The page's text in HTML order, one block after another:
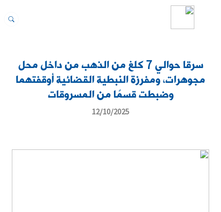
سرقا حوالي 7 كلغ من الذهب من داخل محل
مجوهرات، ومفرزة النبطية القضائية أوقفتهما
وضبطت قسمًا من المسروقات
12/10/2025